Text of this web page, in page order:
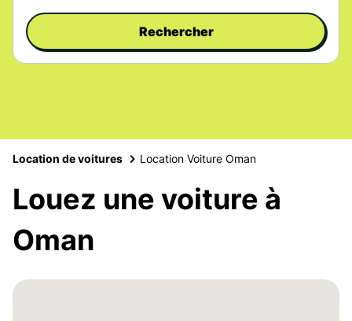
Rechercher
Location de voitures Location Voiture Oman
Louez une voiture à
Oman